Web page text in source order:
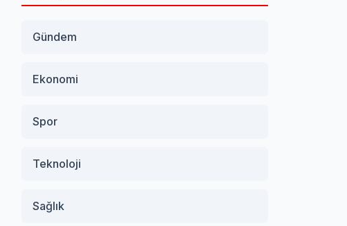
Gündem
Ekonomi
Spor
Teknoloji
Sağlık